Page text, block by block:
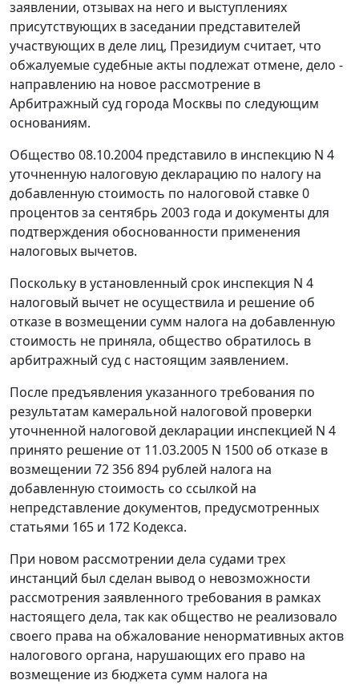
заявлении, отзывах на него и выступлениях
присутствующих в заседании представителей
участвующих в деле лиц, Президиум считает, что
обжалуемые судебные акты подлежат отмене, дело -
направлению на новое рассмотрение в
Арбитражный суд города Москвы по следующим
основаниям.
Общество 08.10.2004 представило в инспекцию N 4
уточненную налоговую декларацию по налогу на
добавленную стоимость по налоговой ставке 0
процентов за сентябрь 2003 года и документы для
подтверждения обоснованности применения
налоговых вычетов.
Поскольку в установленный срок инспекция N 4
налоговый вычет не осуществила и решение об
отказе в возмещении сумм налога на добавленную
стоимость не приняла, общество обратилось в
арбитражный суд с настоящим заявлением.
После предъявления указанного требования по
результатам камеральной налоговой проверки
уточненной налоговой декларации инспекцией N 4
принято решение от 11.03.2005 N 1500 об отказе в
возмещении 72 356 894 рублей налога на
добавленную стоимость со ссылкой на
непредставление документов, предусмотренных
статьями 165 и 172 Кодекса.
При новом рассмотрении дела судами трех
инстанций был сделан вывод о невозможности
рассмотрения заявленного требования в рамках
настоящего дела, так как общество не реализовало
своего права на обжалование ненормативных актов
налогового органа, нарушающих его право на
возмещение из бюджета сумм налога на